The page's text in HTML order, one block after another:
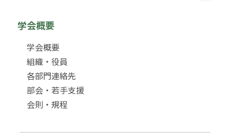
学会概要
学会概要
組織・役員
各部門連絡先
部会・若手支援
会則・規程